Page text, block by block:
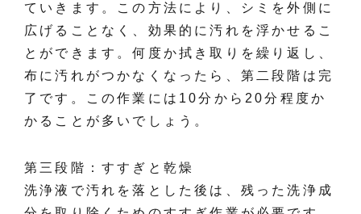
ていきます。この方法により、シミを外側に
広げることなく、効果的に汚れを浮かせるこ
とができます。何度か拭き取りを繰り返し、
布に汚れがつかなくなったら、第二段階は完
了です。この作業には10分から20分程度か
かることが多いでしょう。
第三段階：すすぎと乾燥
洗浄液で汚れを落とした後は、残った洗浄成